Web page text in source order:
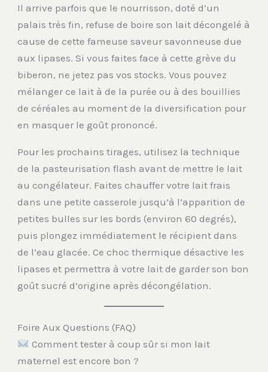
Il arrive parfois que le nourrisson, doté d’un
palais très fin, refuse de boire son lait décongelé à
cause de cette fameuse saveur savonneuse due
aux lipases. Si vous faites face à cette grève du
biberon, ne jetez pas vos stocks. Vous pouvez
mélanger ce lait à de la purée ou à des bouillies
de céréales au moment de la diversification pour
en masquer le goût prononcé.
Pour les prochains tirages, utilisez la technique
de la pasteurisation flash avant de mettre le lait
au congélateur. Faites chauffer votre lait frais
dans une petite casserole jusqu’à l’apparition de
petites bulles sur les bords (environ 60 degrés),
puis plongez immédiatement le récipient dans
de l’eau glacée. Ce choc thermique désactive les
lipases et permettra à votre lait de garder son bon
goût sucré d’origine après décongélation.
Foire Aux Questions (FAQ)
Comment tester à coup sûr si mon lait
maternel est encore bon ?